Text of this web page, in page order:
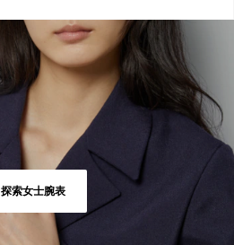
探索女士腕表